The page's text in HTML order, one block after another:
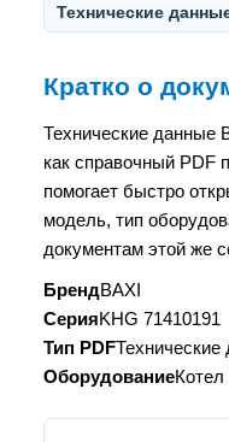
Технические
Кратко о
Технические данные
как справочный PDF
помогает быстро
модель, тип
документам этой же
БрендBAXI
СерияKHG 71410191
Тип PDFТехнические
ОборудованиеКотел